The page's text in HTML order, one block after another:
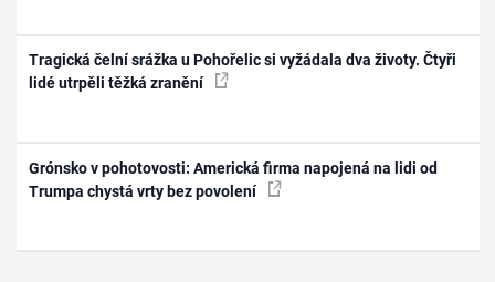
Tragická čelní srážka u Pohořelic si vyžádala dva životy. Čtyři
lidé utrpěli těžká zranění
Grónsko v pohotovosti: Americká firma napojená na lidi od
Trumpa chystá vrty bez povolení